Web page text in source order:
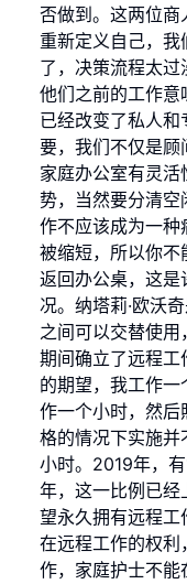
否做到。这两位商
重新定义自己，
了，决策流程太过
他们之前的工作
已经改变了私人
要，我们不仅是顾
家庭办公室有灵
势，当然要分清
作不应该成为一
被缩短，所以你不
返回办公桌，这
况。纳塔莉·欧沃
之间可以交替使
期间确立了远程
的期望，我工作
作一个小时，然后
格的情况下实施并
小时。2019年，
年，这一比例已
望永久拥有远程
在远程工作的权
作，家庭护士不能